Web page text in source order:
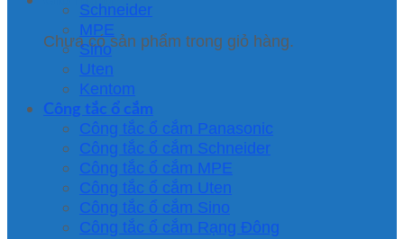
Chưa có sản phẩm trong giỏ hàng.
Schneider
MPE
Sino
Uten
Kentom
Công tắc ổ cắm
Công tắc ổ cắm Panasonic
Công tắc ổ cắm Schneider
Công tắc ổ cắm MPE
Công tắc ổ cắm Uten
Công tắc ổ cắm Sino
Công tắc ổ cắm Rạng Đông